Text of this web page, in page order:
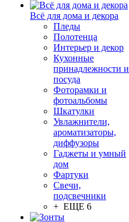
Всё для дома и декора
Пледы
Полотенца
Интерьер и декор
Кухонные
принадлежности и
посуда
Фоторамки и
фотоальбомы
Шкатулки
Увлажнители,
ароматизаторы,
диффузоры
Гаджеты и умный
дом
Фартуки
Свечи,
подсвечники
+ ЕЩЕ 6